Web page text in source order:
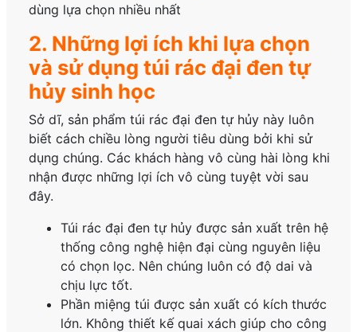
dùng lựa chọn nhiều nhất
2. Những lợi ích khi lựa chọn
và sử dụng túi rác đại đen tự
hủy sinh học
Sở dĩ, sản phẩm túi rác đại đen tự hủy này luôn
biết cách chiều lòng người tiêu dùng bởi khi sử
dụng chúng. Các khách hàng vô cùng hài lòng khi
nhận được những lợi ích vô cùng tuyệt vời sau
đây.
Túi rác đại đen tự hủy được sản xuất trên hệ
thống công nghệ hiện đại cùng nguyên liệu
có chọn lọc. Nên chúng luôn có độ dai và
chịu lực tốt.
Phần miệng túi được sản xuất có kích thước
lớn. Không thiết kế quai xách giúp cho công